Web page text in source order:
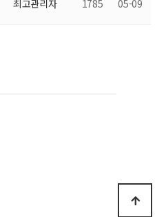
최고관리자 1785 05-09